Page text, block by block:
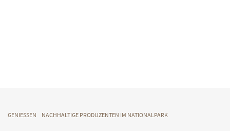
GENIESSEN NACHHALTIGE PRODUZENTEN IM NATIONALPARK